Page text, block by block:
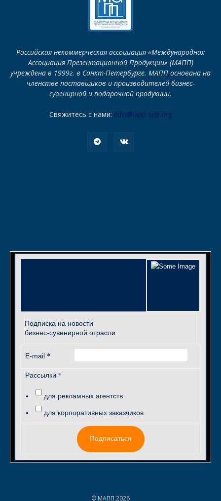
Российская некоммерческая ассоциация «Международная
Ассоциация Презентационной Продукции» (МАПП)
учреждена в 1999г. в Санкт-Петербурге. МАПП основана на
членстве поставщиков и производителей бизнес-
сувенирной и подарочной продукции.
Свяжитесь с нами: info@iapp-spb.org
Подписка на новости
бизнес-сувенирной отрасли
E-mail *
Рассылки *
для рекламных агентств
для корпоративных заказчиков
Подписаться
© МАПП 2026